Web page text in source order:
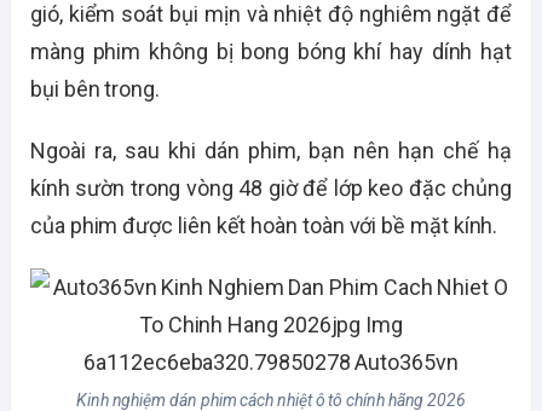
gió, kiểm soát bụi mịn và nhiệt độ nghiêm ngặt để
màng phim không bị bong bóng khí hay dính hạt
bụi bên trong.
Ngoài ra, sau khi dán phim, bạn nên hạn chế hạ
kính sườn trong vòng 48 giờ để lớp keo đặc chủng
của phim được liên kết hoàn toàn với bề mặt kính.
Kinh nghiệm dán phim cách nhiệt ô tô chính hãng 2026